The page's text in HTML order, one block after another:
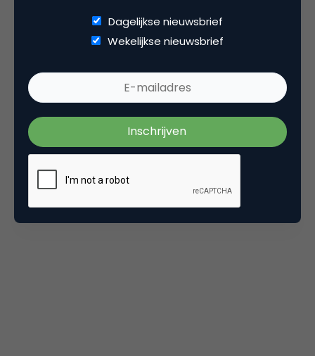
Vote & Get Free Coffee from
Dagelijkse nieuwsbrief
Wekelijkse nieuwsbrief